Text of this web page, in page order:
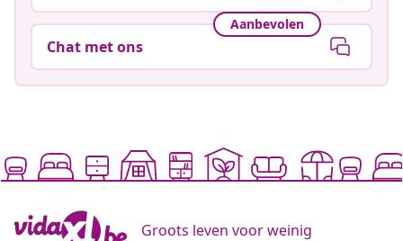
Aanbevolen
Chat met ons
Groots leven voor weinig